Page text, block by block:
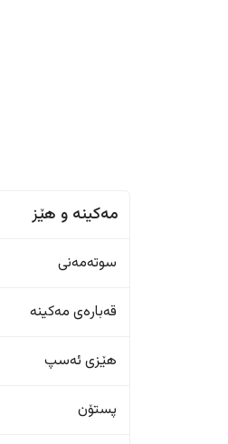
مەکینە و هێز
سوتەمەنی
قەبارەی مەکینە
هێزی ئەسپ
پستۆن